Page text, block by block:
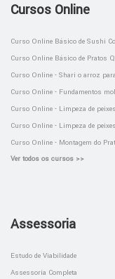
Cursos Online
Curso Online Básico de Sushi
Curso Online Básico de Pratos
Curso Online - Shari o arroz
Curso Online - Fundamentos
Curso Online - Limpeza de
Curso Online - Limpeza de
Curso Online - Montagem do
Ver todos os cursos >>
Assessoria
Estudo de Viabilidade
Assessoria Completa